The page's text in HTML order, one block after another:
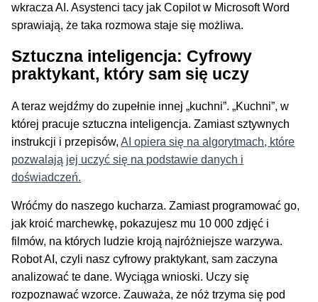
wkracza AI. Asystenci tacy jak Copilot w Microsoft Word
sprawiają, że taka rozmowa staje się możliwa.
Sztuczna inteligencja: Cyfrowy
praktykant, który sam się uczy
A teraz wejdźmy do zupełnie innej „kuchni”. „Kuchni”, w
której pracuje sztuczna inteligencja. Zamiast sztywnych
instrukcji i przepisów,AI opiera się na algorytmach, które
pozwalają jej uczyć się na podstawie danych i
doświadczeń.
Wróćmy do naszego kucharza. Zamiast programować go,
jak kroić marchewkę, pokazujesz mu 10 000 zdjęć i
filmów, na których ludzie kroją najróżniejsze warzywa.
Robot AI, czyli nasz cyfrowy praktykant, sam zaczyna
analizować te dane. Wyciąga wnioski. Uczy się
rozpoznawać wzorce. Zauważa, że nóż trzyma się pod